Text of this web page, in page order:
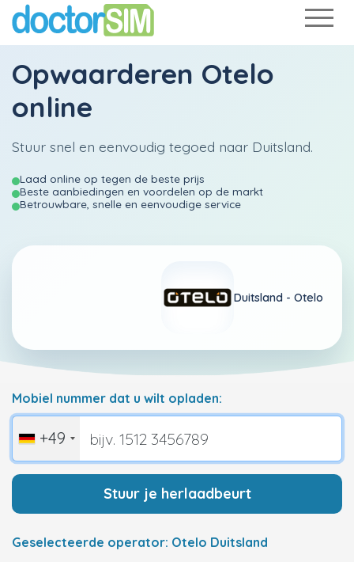
Opwaarderen Otelo
online
Stuur snel en eenvoudig tegoed naar Duitsland.
Laad online op tegen de beste prijs
Beste aanbiedingen en voordelen op de markt
Betrouwbare, snelle en eenvoudige service
Duitsland - Otelo
Mobiel nummer dat u wilt opladen:
+49
Stuur je herlaadbeurt
Geselecteerde operator: Otelo Duitsland